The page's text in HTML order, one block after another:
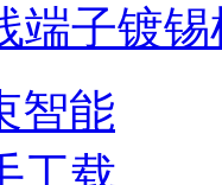
端子镀锡